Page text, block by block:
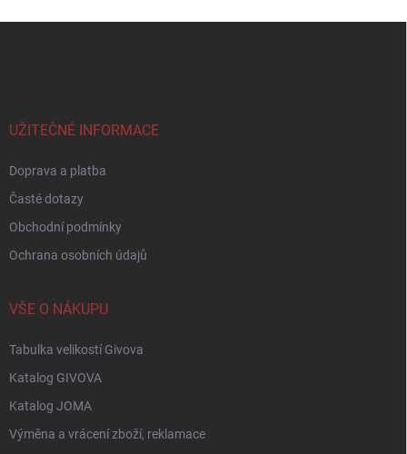
UŽITEČNÉ INFORMACE
Doprava a platba
Časté dotazy
Obchodní podmínky
Ochrana osobních údajů
VŠE O NÁKUPU
Tabulka velikostí Givova
Katalog GIVOVA
Katalog JOMA
Výměna a vrácení zboží, reklamace